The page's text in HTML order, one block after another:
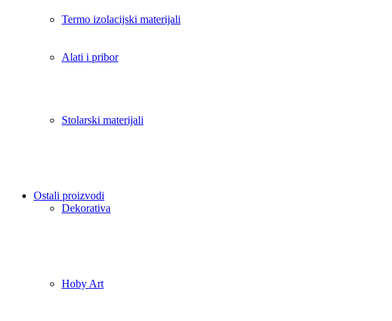
Termo izolacijski materijali
Alati i pribor
Stolarski materijali
Ostali proizvodi
Dekorativa
Hoby Art